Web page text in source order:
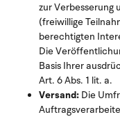
zur Verbesserung
(freiwillige
berechtigten
Die
Basis Ihrer
Art. 6 Abs. 1 lit. a.
Versand: Die